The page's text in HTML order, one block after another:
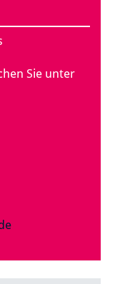
Sie unter